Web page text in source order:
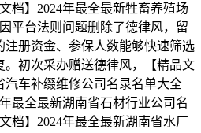
档】2024年最全最新牲畜养殖场
平台法则问题删除了德律风，留
册资金、参保人数能够快速筛选
。初次采办赠送德律风，【精品文
汽车补缀维修公司名录名单大全
最全最新湖南省石材行业公司名
档】2024年最全最新湖南省水厂